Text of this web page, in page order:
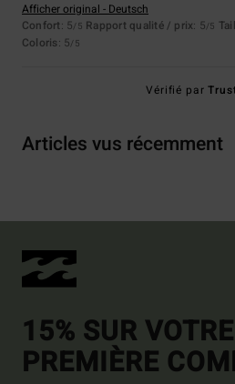
Afficher original - Deutsch
Confort: 5/5 Rapport qualité / prix: 5/5
Coloris: 5/5
Vérifié par
Articles vus récemment
15% SUR VOTRE
PREMIÈRE